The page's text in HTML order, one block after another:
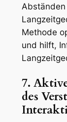
Methode
und hilft,
7.
des